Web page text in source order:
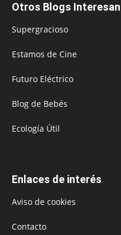
Otros Blogs
Supergracioso
Estamos de Cine
Futuro Eléctrico
Blog de Bebés
Ecología Útil
Enlaces de interés
Aviso de cookies
Contacto